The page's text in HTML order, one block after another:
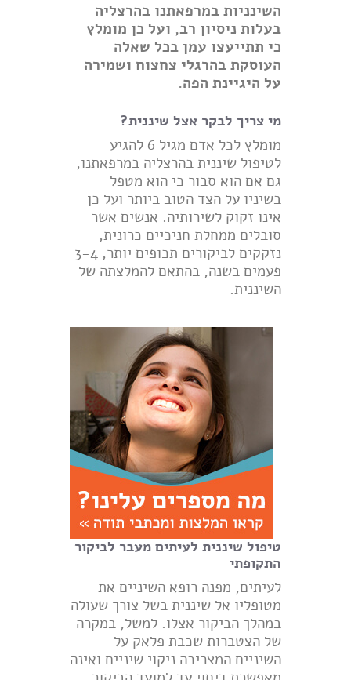
השינניות במרפאתנו בהרצליה
בעלות ניסיון רב, ועל כן מומלץ
כי תתייעצו עמן בכל שאלה
העוסקת בהרגלי צחצוח ושמירה
על היגיינת הפה.
מי צריך לבקר אצל שיננית?
מומלץ לכל אדם מגיל 6 להגיע
לטיפול שיננית בהרצליה במרפאתנו,
גם אם הוא סבור כי הוא מטפל
בשיניו על הצד הטוב ביותר ועל כן
אינו זקוק לשירותיה. אנשים אשר
סובלים ממחלת חניכיים כרונית,
נזקקים לביקורים תכופים יותר, 3-4
פעמים בשנה, בהתאם להמלצתה של
השיננית.
טיפול שיננית לעיתים מעבר לביקור
התקופתי
לעיתים, מפנה רופא השיניים את
מטופליו אל שיננית בשל צורך שעולה
במהלך הביקור אצלו. למשל, במקרה
של הצטברות שכבת פלאק על
השיניים המצריכה ניקוי שיניים ואינה